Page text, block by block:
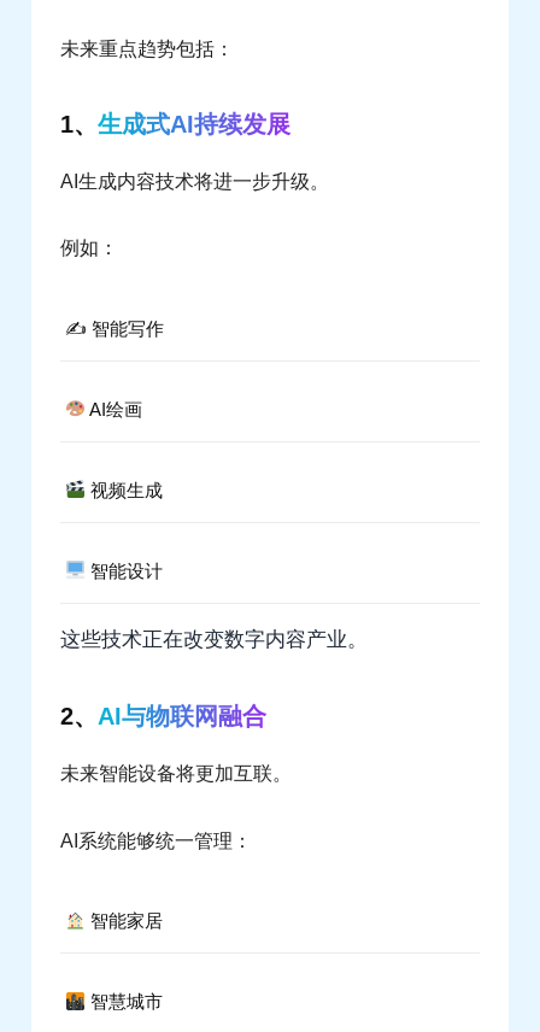
未来重点趋势包括：
1、 生成式AI持续发展
AI生成内容技术将进一步升级。
例如：
✍️ 智能写作
AI绘画
视频生成
智能设计
这些技术正在改变数字内容产业。
2、 AI与物联网融合
未来智能设备将更加互联。
AI系统能够统一管理：
智能家居
智慧城市